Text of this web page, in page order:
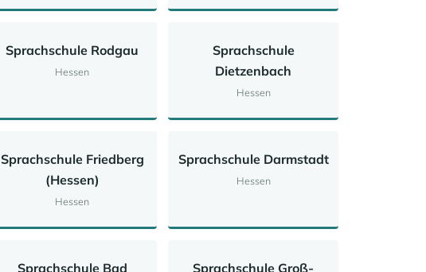
Sprachschule Rodgau
Hessen
Sprachschule
Dietzenbach
Hessen
Sprachschule Friedberg
(Hessen)
Hessen
Sprachschule Darmstadt
Hessen
Sprachschule Bad
Sprachschule Groß-